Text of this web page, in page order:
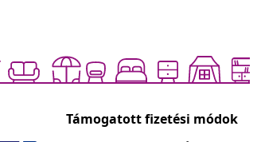
Támogatott fizetési módok